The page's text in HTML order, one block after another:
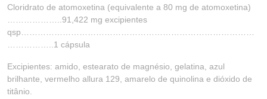
Cloridrato de atomoxetina (equivalente a 80 mg de atomoxetina)
………………..91,422 mg excipientes
qsp…………………………………………………………………………
……………..1 cápsula
Excipientes: amido, estearato de magnésio, gelatina, azul
brilhante, vermelho allura 129, amarelo de quinolina e dióxido de
titânio.